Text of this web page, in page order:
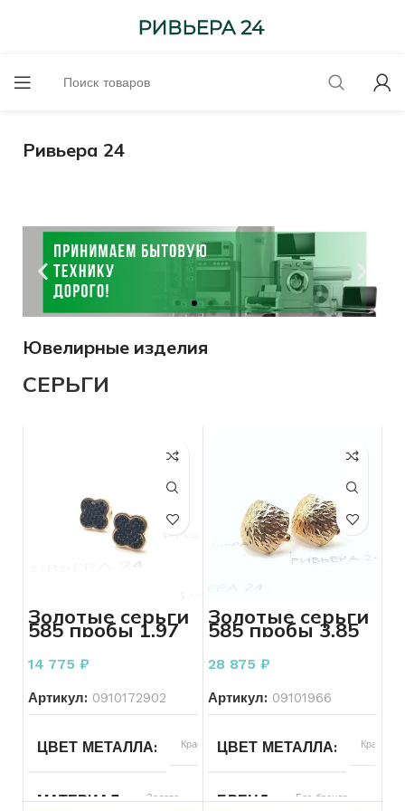
Ривьера 24
Оценим
Ювелирные изделия
СЕРЬГИ
Золотые серьги
585 пробы 1.97
грамм
14 775 ₽
Артикул: 0910172902
ЦВЕТ МЕТАЛЛА Красный
МАТЕРИАЛ Золото
Золотые серьги
585 пробы 3.85
грамм
28 875 ₽
Артикул: 09101966
ЦВЕТ МЕТАЛЛА Красный
БРЕНД Без бренда